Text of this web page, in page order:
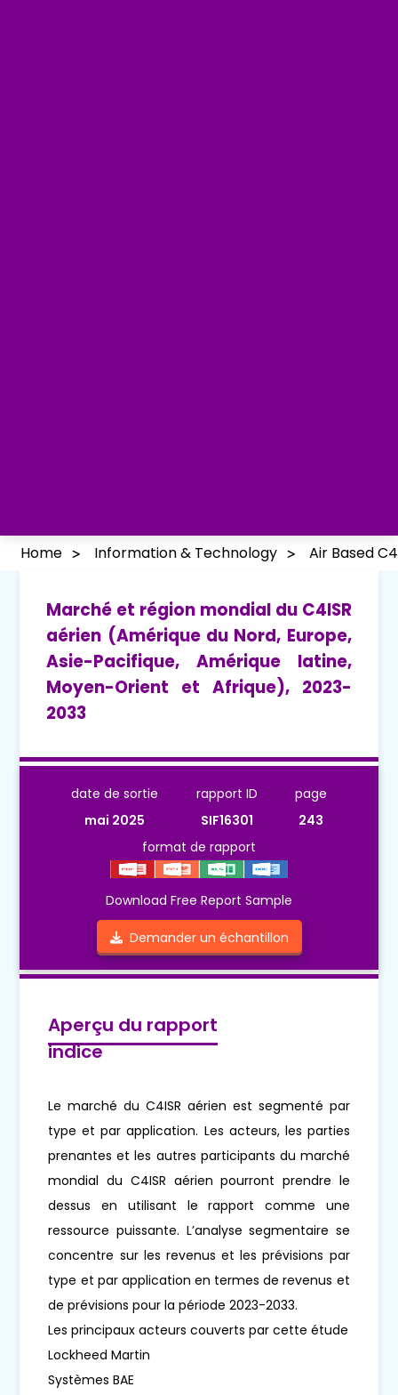
Home Information & Technology Air Based
Marché et région mondial du C4ISR
aérien (Amérique du Nord, Europe,
Asie-Pacifique, Amérique latine,
Moyen-Orient et Afrique), 2023-
2033
date de sortie
mai 2025
rapport ID
SIF16301
page
243
format de rapport
Download Free Report Sample
Demander un échantillon
Aperçu du rapport
indice
Le marché du C4ISR aérien est segmenté par
type et par application. Les acteurs, les parties
prenantes et les autres participants du marché
mondial du C4ISR aérien pourront prendre le
dessus en utilisant le rapport comme une
ressource puissante. L’analyse segmentaire se
concentre sur les revenus et les prévisions par
type et par application en termes de revenus et
de prévisions pour la période 2023-2033.
Les principaux acteurs couverts par cette étude
Lockheed Martin
Systèmes BAE